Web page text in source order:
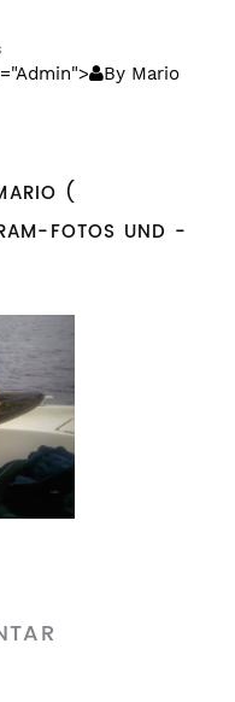
By Mario
(
FOTOS UND -